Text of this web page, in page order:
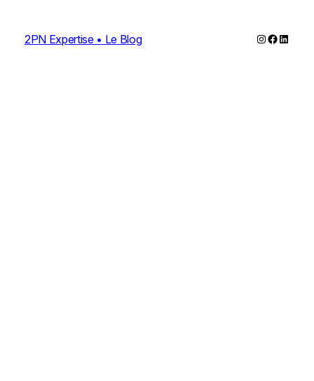
2PN Expertise • Le Blog Instagram